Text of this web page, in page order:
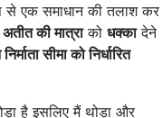
से एक समाधान की तलाश कर
की मात्राको धक्कादेने
सीमा को निर्धारित
है इसलिए मैं थोड़ा और